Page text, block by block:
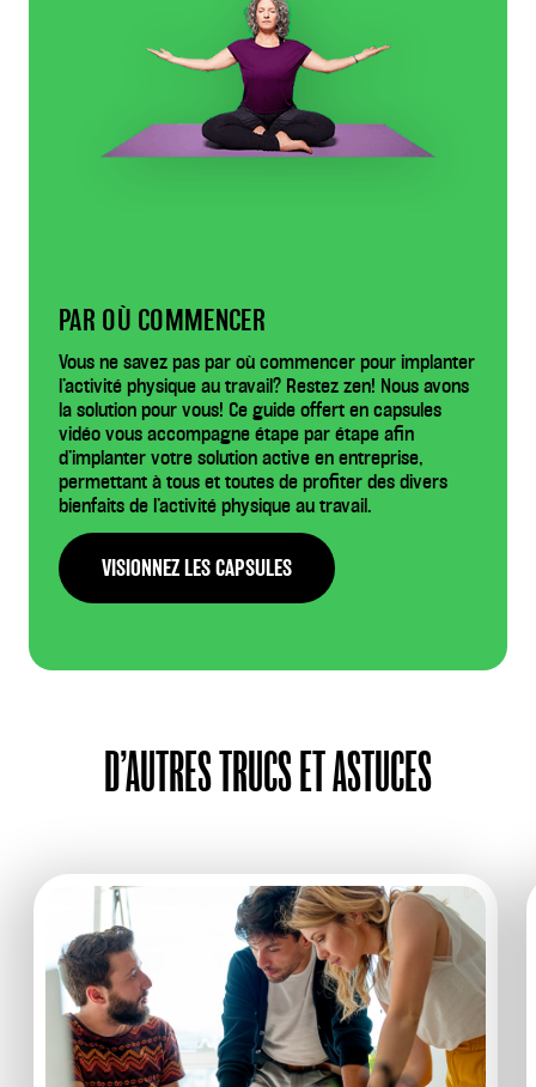
PAR OÙ COMMENCER
Vous ne savez pas par où commencer pour implanter
l’activité physique au travail? Restez zen! Nous avons
la solution pour vous! Ce guide offert en capsules
vidéo vous accompagne étape par étape afin
d’implanter votre solution active en entreprise,
permettant à tous et toutes de profiter des divers
bienfaits de l’activité physique au travail.
VISIONNEZ LES CAPSULES
D’AUTRES TRUCS ET ASTUCES